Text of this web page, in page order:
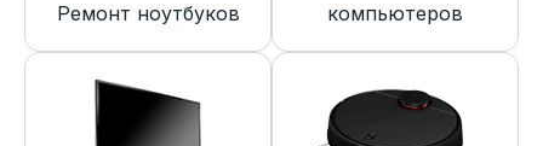
Ремонт ноутбуков
компьютеров